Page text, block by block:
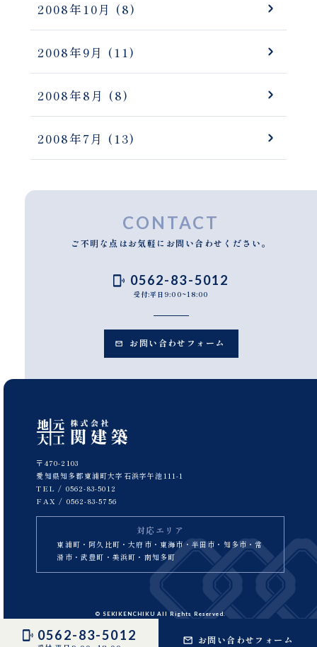
0562-83-5012 お問い合わせフォーム
2008年10月 (8)
2008年9月 (11)
2008年8月 (8)
2008年7月 (13)
CONTACT
ご不明な点はお気軽にお問い合わせください。
0562-83-5012
受付:平日9:00~18:00
お問い合わせフォーム
〒470-2103
愛知県知多郡東浦町大字石浜字午池111-1
TEL / 0562-83-5012
FAX / 0562-83-5756
対応エリア
東浦町・阿久比町・大府市・東海市・半田市・知多市・常
滑市・武豊町・美浜町・南知多町
© SEKIKENCHIKU All Rights Reserved.